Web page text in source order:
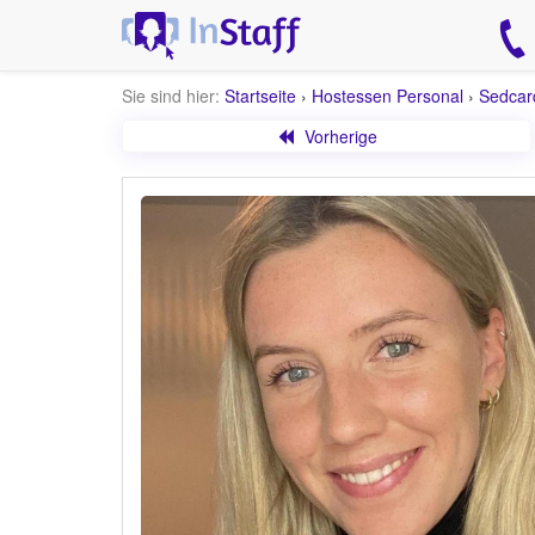
Sie sind hier: Startseite › Hostessen Personal ›
Vorherige